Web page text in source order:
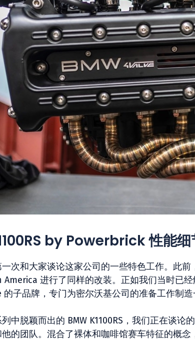
by Powerbrick 性能细
次和大家谈论这家公司的一些特色工作。此前
America 进行了同样的改装。正如我们当时已
子品牌，专门为密尔沃基公司的准备工作制造
中脱颖而出的 BMW K1100RS，我们正在谈论
的团队。混合了裸体和咖啡馆赛车特征的概